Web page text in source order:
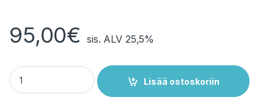
95,00€ sis. ALV 25,5%
JK Smart Active balance BMS B1A8S10PR, 4...8S 100A Li-
Lisää ostoskoriin